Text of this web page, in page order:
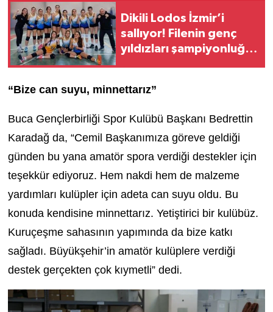
Dikili Lodos İzmir’i
sallıyor! Filenin genç
yıldızları şampiyonluğa
“Bize can suyu, minnettarız”
Buca Gençlerbirliği Spor Kulübü Başkanı Bedrettin
Karadağ da, “Cemil Başkanımıza göreve geldiği
günden bu yana amatör spora verdiği destekler için
teşekkür ediyoruz. Hem nakdi hem de malzeme
yardımları kulüpler için adeta can suyu oldu. Bu
konuda kendisine minnettarız. Yetiştirici bir kulübüz.
Kuruçeşme sahasının yapımında da bize katkı
sağladı. Büyükşehir’in amatör kulüplere verdiği
destek gerçekten çok kıymetli” dedi.